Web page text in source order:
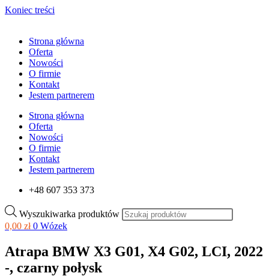
Koniec treści
Strona główna
Oferta
Nowości
O firmie
Kontakt
Jestem partnerem
Strona główna
Oferta
Nowości
O firmie
Kontakt
Jestem partnerem
+48 607 353 373
Wyszukiwarka produktów
0,00 zł 0 Wózek
Atrapa BMW X3 G01, X4 G02, LCI, 2022
-, czarny połysk